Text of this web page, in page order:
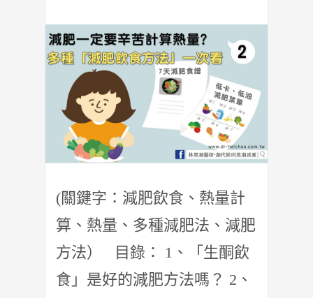
(關鍵字：減肥飲食、熱量計
算、熱量、多種減肥法、減肥
方法） 目錄： 1、「生酮飲
食」是好的減肥方法嗎？ 2、